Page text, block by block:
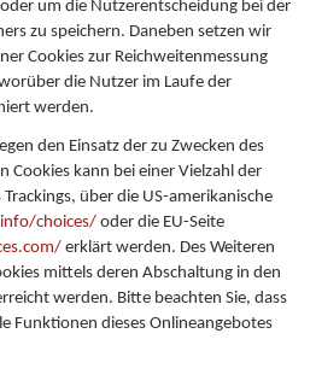
um die Nutzerentscheidung bei der
zu speichern. Daneben setzen wir
Cookies zur Reichweitenmessung
die Nutzer im Laufe der
werden.
den Einsatz der zu Zwecken des
Cookies kann bei einer Vielzahl der
über die US-amerikanische
choices/ oder die EU-Seite
erklärt werden. Des Weiteren
mittels deren Abschaltung in den
werden. Bitte beachten Sie, dass
Funktionen dieses Onlineangebotes